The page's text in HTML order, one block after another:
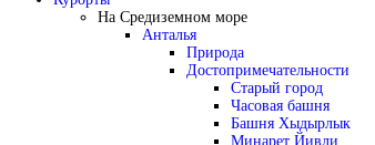
На Средиземном море
Анталья
Природа
Достопримечательности
Старый город
Часовая башня
Башня Хыдырлык
Минарет Йивли